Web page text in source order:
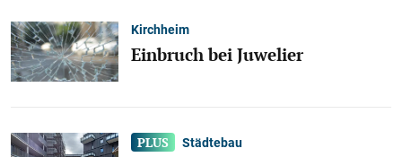
Kirchheim
Einbruch bei Juwelier
Städtebau